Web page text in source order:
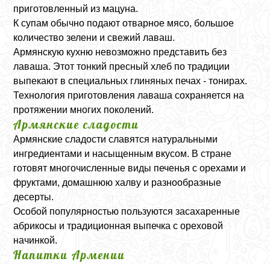
приготовленный из мацуна.
К супам обычно подают отварное мясо, большое
количество зелени и свежий лаваш.
Армянскую кухню невозможно представить без
лаваша. Этот тонкий пресный хлеб по традиции
выпекают в специальных глиняных печах - тонирах.
Технология приготовления лаваша сохраняется на
протяжении многих поколений.
Армянские сладости
Армянские сладости славятся натуральными
ингредиентами и насыщенным вкусом. В стране
готовят многочисленные виды печенья с орехами и
фруктами, домашнюю халву и разнообразные
десерты.
Особой популярностью пользуются засахаренные
абрикосы и традиционная выпечка с ореховой
начинкой.
Напитки Армении